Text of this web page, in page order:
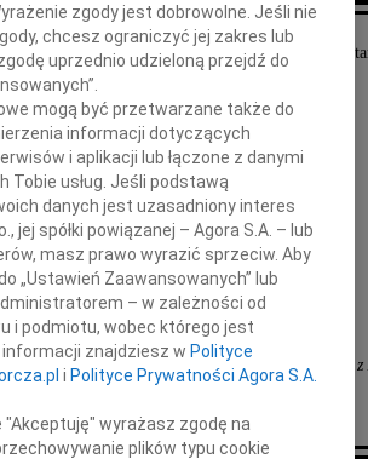
1 kwietnia 2020 roku zmarł nasz Kochany
Jacek Niwicki
Czujemy się osamotnieni i opuszczeni.
Śpij spokojnie Braciszku.
Małgorzata z Bogdanem, Jurek z Dagusią , Andrzej
zgody jest dobrowolne. Jeśli nie
chcesz ograniczyć jej zakres lub
uprzednio udzieloną przejdź do
mogą być przetwarzane także do
informacji dotyczących
i aplikacji lub łączone z danymi
Tobie usług. Jeśli podstawą
danych jest uzasadniony interes
jej spółki powiązanej – Agora S.A. – lub
masz prawo wyrazić sprzeciw. Aby
„Ustawień Zaawansowanych” lub
– w zależności od
i podmiotu, wobec którego jest
informacji znajdziesz wPolityce
iPolityce Prywatności Agora S.A.
"Akceptuję" wyrażasz zgodę na
plików typu cookie